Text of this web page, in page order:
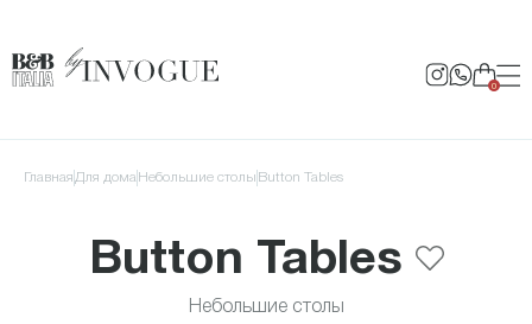
0
Главная для дома Небольшие столы Button Tables
Button Tables
Небольшие столы